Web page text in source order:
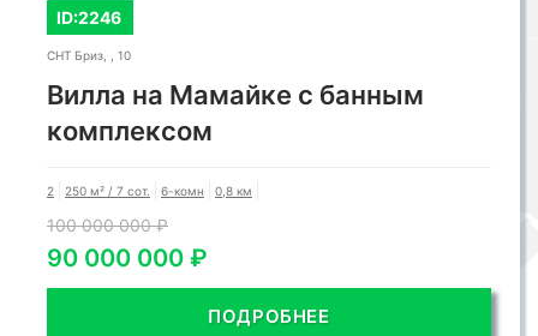
ID:2246
СНТ Бриз, , 10
Вилла на Мамайке с банным
комплексом
2 250 м² / 7 сот. 6-комн 0,8 км
100 000 000 ₽
90 000 000 ₽
ПОДРОБНЕЕ